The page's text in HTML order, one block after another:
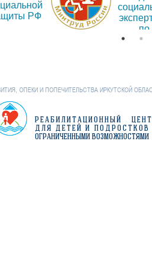
РФ
по
ОПЕКИ И ПОПЕЧИТЕЛЬСТВА ИРКУТСКОЙ
РЕАБИЛИТАЦИОННЫЙ
ДЛЯ ДЕТЕЙ И ПОДРОСТКОВ
ОГРАНИЧЕННЫМИ ВОЗМОЖНОСТЯМИ